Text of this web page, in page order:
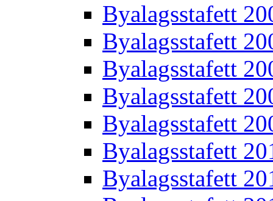
Byalagsstafett
Byalagsstafett
Byalagsstafett
Byalagsstafett
Byalagsstafett
Byalagsstafett
Byalagsstafett